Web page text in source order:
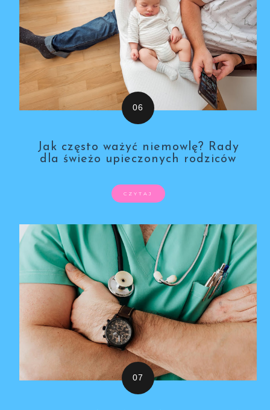
Jak często ważyć niemowlę? Rady
dla świeżo upieczonych rodziców
CZYTAJ